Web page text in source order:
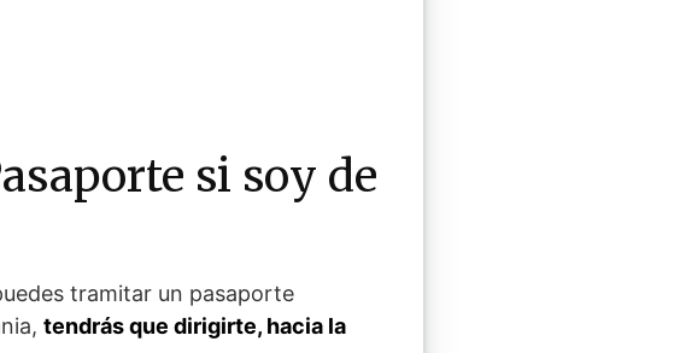
si soy de
tramitar un pasaporte
tendrás que dirigirte, hacia la